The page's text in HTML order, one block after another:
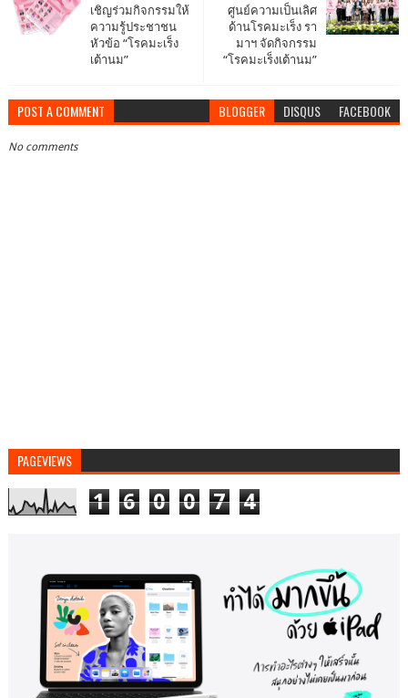
ศูนย์ความเป็นเลิศ
ด้านโรคมะเร็ง รา
มาฯ จัดกิจกรรม
“โรคมะเร็งเต้านม”
เชิญร่วมกิจกรรมให้
ความรู้ประชาชน
หัวข้อ “โรคมะเร็ง
เต้านม”
POST A COMMENT BLOGGER DISQUS FACEBOOK
No comments
PAGEVIEWS
1 6 0 0 7 4